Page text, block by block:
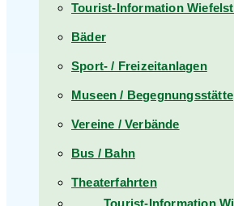
Tourist-Information
Bäder
Sport- / Freizeitanlagen
Museen / Begegnungsstätte
Vereine / Verbände
Bus / Bahn
Theaterfahrten
Tourist-Information